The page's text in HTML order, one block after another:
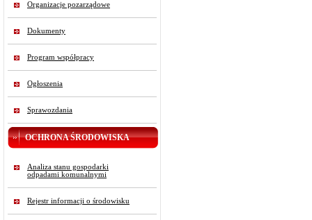
Organizacje pozarządowe
Dokumenty
Program współpracy
Ogłoszenia
Sprawozdania
OCHRONA ŚRODOWISKA
Analiza stanu gospodarki
odpadami komunalnymi
Rejestr informacji o środowisku